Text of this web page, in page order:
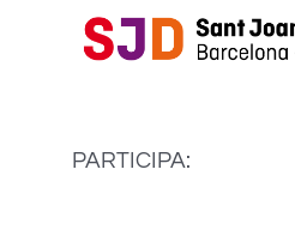
PARTICIPA: